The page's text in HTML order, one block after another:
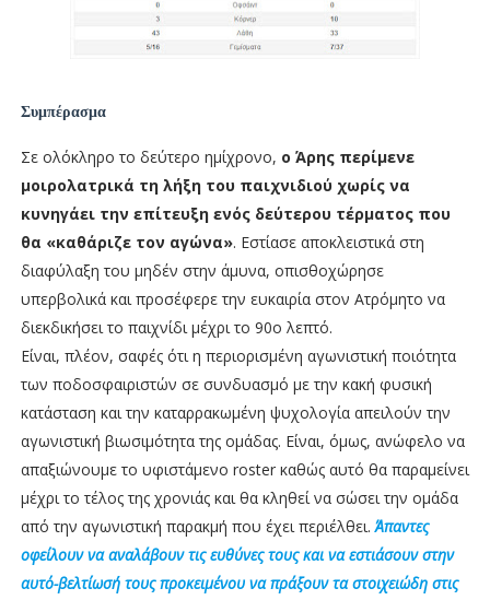
Συμπέρασμα
Σε ολόκληρο το δεύτερο ημίχρονο, ο Άρης περίμενε
μοιρολατρικά τη λήξη του παιχνιδιού χωρίς να
κυνηγάει την επίτευξη ενός δεύτερου τέρματος που
θα «καθάριζε τον αγώνα». Εστίασε αποκλειστικά στη
διαφύλαξη του μηδέν στην άμυνα, οπισθοχώρησε
υπερβολικά και προσέφερε την ευκαιρία στον Ατρόμητο να
διεκδικήσει το παιχνίδι μέχρι το 90ο λεπτό.
Είναι, πλέον, σαφές ότι η περιορισμένη αγωνιστική ποιότητα
των ποδοσφαιριστών σε συνδυασμό με την κακή φυσική
κατάσταση και την καταρρακωμένη ψυχολογία απειλούν την
αγωνιστική βιωσιμότητα της ομάδας. Είναι, όμως, ανώφελο να
απαξιώνουμε το υφιστάμενο roster καθώς αυτό θα παραμείνει
μέχρι το τέλος της χρονιάς και θα κληθεί να σώσει την ομάδα
από την αγωνιστική παρακμή που έχει περιέλθει.Άπαντες
οφείλουν να αναλάβουν τις ευθύνες τους και να εστιάσουν στην
αυτό-βελτίωσή τους προκειμένου να πράξουν τα στοιχειώδη στις